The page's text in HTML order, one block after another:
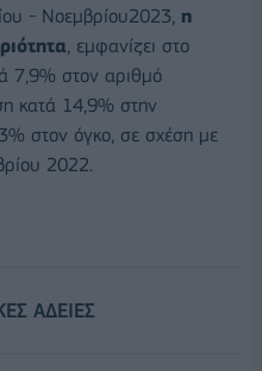
- Νοεμβρίου2023, η
, εμφανίζει στο
7,9% στον αριθμό
κατά 14,9% στην
στον όγκο, σε σχέση με
2022.
ΑΔΕΙΕΣ